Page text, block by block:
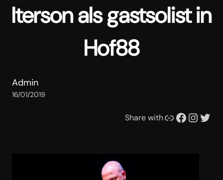
Iterson als gastsolist in
Hof88
Admin
16/01/2019
Share withLink Facebook Instagram Twitter